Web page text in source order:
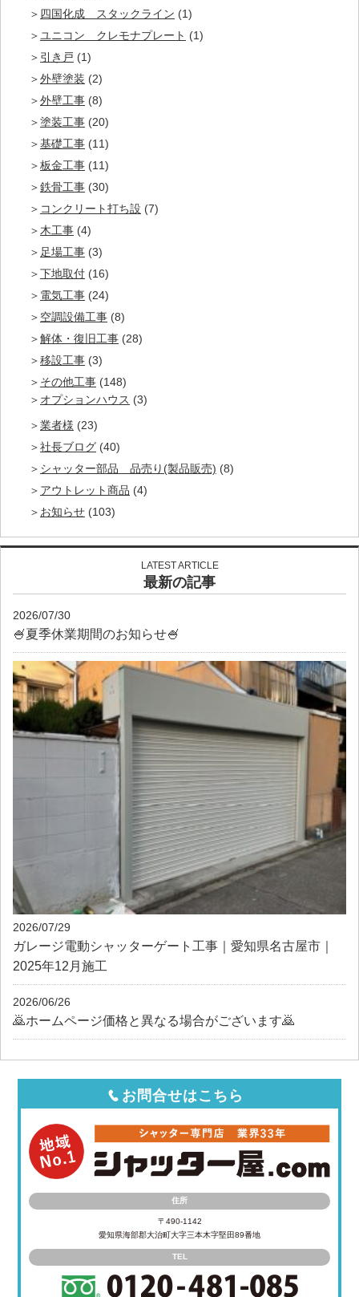
四国化成 スタックライン (1)
ユニコン クレモナプレート (1)
引き戸 (1)
外壁塗装 (2)
外壁工事 (8)
塗装工事 (20)
基礎工事 (11)
板金工事 (11)
鉄骨工事 (30)
コンクリート打ち設 (7)
木工事 (4)
足場工事 (3)
下地取付 (16)
電気工事 (24)
空調設備工事 (8)
解体・復旧工事 (28)
移設工事 (3)
その他工事 (148)
オプションハウス (3)
業者様 (23)
社長ブログ (40)
シャッター部品 品売り(製品販売) (8)
アウトレット商品 (4)
お知らせ (103)
LATEST ARTICLE
最新の記事
2026/07/30
🍧夏季休業期間のお知らせ🍧
2026/07/29
ガレージ電動シャッターゲート工事｜愛知県名古屋市｜
2025年12月施工
2026/06/26
🙇ホームページ価格と異なる場合がございます🙇
お問合せはこちら
住所
〒490-1142
愛知県海部郡大治町大字三本木字堅田89番地
TEL